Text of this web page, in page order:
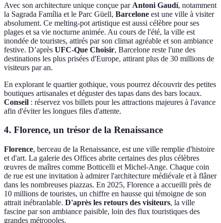
Avec son architecture unique conçue par Antoni Gaudí, notamment
la Sagrada Família et le Parc Güell, Barcelone est une ville à visiter
absolument. Ce melting-pot artistique est aussi célèbre pour ses
plages et sa vie nocturne animée. Au cours de l'été, la ville est
inondée de touristes, attirés par son climat agréable et son ambiance
festive. D’après UFC-Que Choisir, Barcelone reste l'une des
destinations les plus prisées d'Europe, attirant plus de 30 millions de
visiteurs par an.
En explorant le quartier gothique, vous pourrez découvrir des petites
boutiques artisanales et déguster des tapas dans des bars locaux.
Conseil : réservez vos billets pour les attractions majeures à l'avance
afin d'éviter les longues files d'attente.
4. Florence, un trésor de la Renaissance
Florence, berceau de la Renaissance, est une ville remplie d'histoire
et d'art. La galerie des Offices abrite certaines des plus célèbres
œuvres de maîtres comme Botticelli et Michel-Ange. Chaque coin
de rue est une invitation à admirer l'architecture médiévale et à flâner
dans les nombreuses piazzas. En 2025, Florence a accueilli près de
10 millions de touristes, un chiffre en hausse qui témoigne de son
attrait inébranlable. D'après les retours des visiteurs, la ville
fascine par son ambiance paisible, loin des flux touristiques des
grandes métropoles.